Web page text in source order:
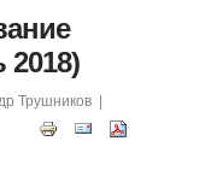
2018)
Трушников